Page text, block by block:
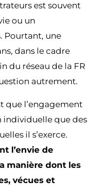
est souvent
ou un
Pourtant, une
dans le cadre
du réseau de la FR
autrement.
que l’engagement
que des
il s’exerce.
l’envie de
manière dont les
vécues et